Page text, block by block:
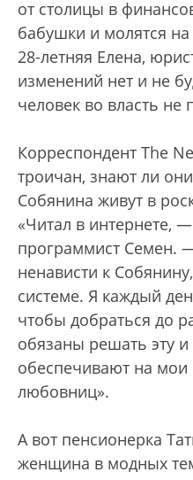
от столицы в
бабушки и молятся
28-летняя Елена,
изменений нет и не
человек во власть не
Корреспондент The
троичан, знают ли
Собянина живут в
«Читал в интернете,
программист Семен.
ненависти к
системе. Я каждый
чтобы добраться до
обязаны решать эту
обеспечивают на мои
любовниц».
А вот пенсионерка
женщина в модных